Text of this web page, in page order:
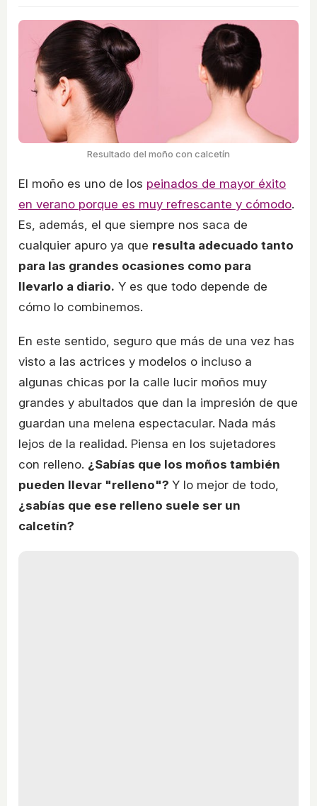
Resultado del moño con calcetín
El moño es uno de los peinados de mayor éxito
en verano porque es muy refrescante y cómodo.
Es, además, el que siempre nos saca de
cualquier apuro ya que resulta adecuado tanto
para las grandes ocasiones como para
llevarlo a diario. Y es que todo depende de
cómo lo combinemos.
En este sentido, seguro que más de una vez has
visto a las actrices y modelos o incluso a
algunas chicas por la calle lucir moños muy
grandes y abultados que dan la impresión de que
guardan una melena espectacular. Nada más
lejos de la realidad. Piensa en los sujetadores
con relleno. ¿Sabías que los moños también
pueden llevar "relleno"? Y lo mejor de todo,
¿sabías que ese relleno suele ser un
calcetín?